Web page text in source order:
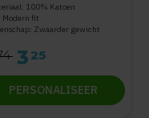
100% Katoen
Modern fit
Zwaarder gewicht
3 25
PERSONALISEER